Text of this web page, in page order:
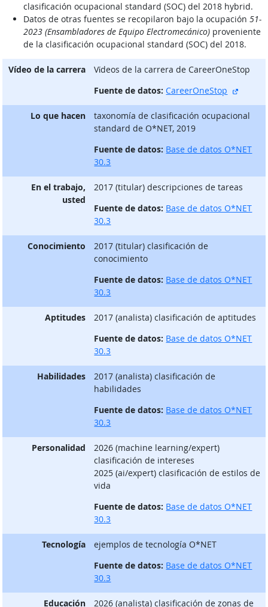
clasificación ocupacional standard (SOC) del 2018 hybrid.
Datos de otras fuentes se recopilaron bajo la ocupación 51-
2023 (Ensambladores de Equipo Electromecánico)proveniente
de la clasificación ocupacional standard (SOC) del 2018.
Vídeo de la carrera
Vίdeos de la carrera de CareerOneStop
Fuente de datos: CareerOneStop
Lo que hacen
taxonomía de clasificación ocupacional
standard de O*NET, 2019
Fuente de datos: Base de datos O*NET
30.3
En el trabajo,
usted
2017 (titular) descripciones de tareas
Fuente de datos: Base de datos O*NET
30.3
Conocimiento
2017 (titular) clasificación de
conocimiento
Fuente de datos: Base de datos O*NET
30.3
Aptitudes
2017 (analista) clasificación de aptitudes
Fuente de datos: Base de datos O*NET
30.3
Habilidades
2017 (analista) clasificación de
habilidades
Fuente de datos: Base de datos O*NET
30.3
Personalidad
2026 (machine learning/expert)
clasificación de intereses
2025 (ai/expert) clasificación de estilos de
vida
Fuente de datos: Base de datos O*NET
30.3
Tecnología
ejemplos de tecnología O*NET
Fuente de datos: Base de datos O*NET
30.3
Educación
2026 (analista) clasificación de zonas de